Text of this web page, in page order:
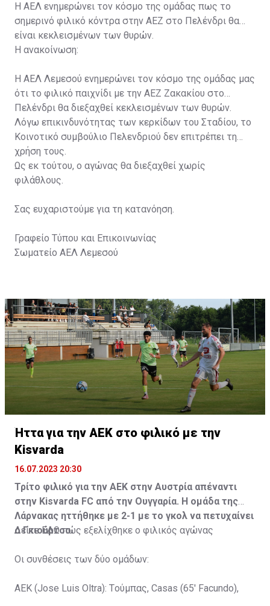
Η ΑΕΛ ενημερώνει τον κόσμο της ομάδας πως το
σημερινό φιλικό κόντρα στην ΑΕΖ στο Πελένδρι θα
είναι κεκλεισμένων των θυρών.
Η ανακοίνωση:
Η ΑΕΛ Λεμεσού ενημερώνει τον κόσμο της ομάδας μας
ότι το φιλικό παιχνίδι με την ΑΕΖ Ζακακίου στο
Πελένδρι θα διεξαχθεί κεκλεισμένων των θυρών.
Λόγω επικινδυνότητας των κερκίδων του Σταδίου, το
Κοινοτικό συμβούλιο Πελενδριού δεν επιτρέπει τη
χρήση τους.
Ως εκ τούτου, ο αγώνας θα διεξαχθεί χωρίς
φιλάθλους.
Σας ευχαριστούμε για τη κατανόηση.
Γραφείο Τύπου και Επικοινωνίας
Σωματείο ΑΕΛ Λεμεσού
Ήττα για την ΑΕΚ στο φιλικό με την
Kisvarda
16.07.2023 20:30
Τρίτο φιλικό για την ΑΕΚ στην Αυστρία απέναντι
στην Kisvarda FC από την Ουγγαρία. Η ομάδα της
Λάρνακας ηττήθηκε με 2-1 με το γκολ να πετυχαίνει
ο Γκιούρτσο.
ΔείτεΕΔΩπώς εξελίχθηκε ο φιλικός αγώνας
Οι συνθέσεις των δύο ομάδων:
ΑΕΚ (Jose Luis Oltra): Tούμπας, Casas (65' Facundo),